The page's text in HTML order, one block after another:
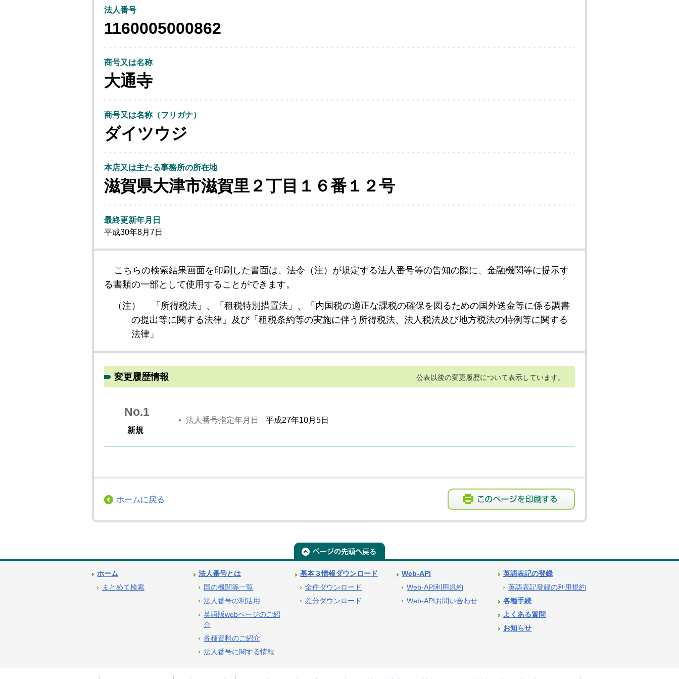
法人番号
1160005000862
商号又は名称
大通寺
商号又は名称（フリガナ）
ダイツウジ
本店又は主たる事務所の所在地
滋賀県大津市滋賀里２丁目１６番１２号
最終更新年月日
平成30年8月7日
こちらの検索結果画面を印刷した書面は、法令（注）が規定する法人番号等の告知の際に、金融機関等に提示す
る書類の一部として使用することができます。
（注）
「所得税法」、「租税特別措置法」、「内国税の適正な課税の確保を図るための国外送金等に係る調書
の提出等に関する法律」及び「租税条約等の実施に伴う所得税法、法人税法及び地方税法の特例等に関する
法律」
変更履歴情報 公表以後の変更履歴について表示しています。
No.1
新規
法人番号指定年月日 平成27年10月5日
ホームに戻る
ホーム
まとめて検索
法人番号とは
国の機関等一覧
法人番号の利活用
英語版webページのご紹
介
各種資料のご紹介
法人番号に関する情報
基本３情報ダウンロード
全件ダウンロード
差分ダウンロード
Web-API
Web-API利用規約
Web-APIお問い合わせ
英語表記の登録
英語表記登録の利用規約
各種手続
よくある質問
お知らせ